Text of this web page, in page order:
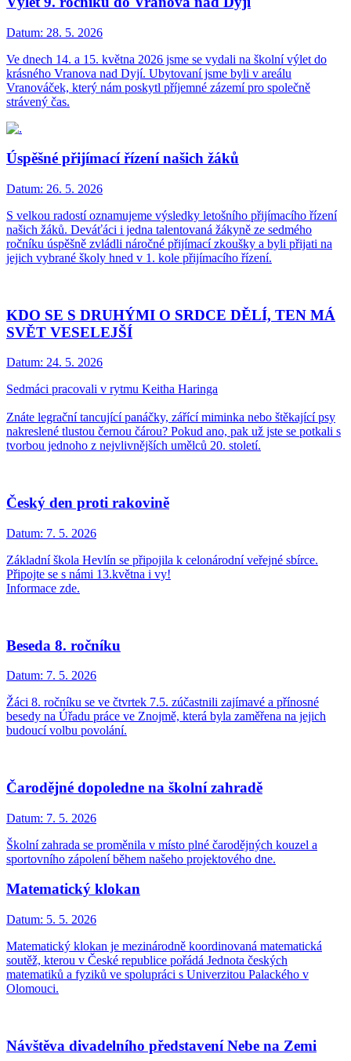
Datum: 28. 5. 2026
Ve dnech 14. a 15. května 2026 jsme se vydali na školní výlet do
krásného Vranova nad Dyjí. Ubytovaní jsme byli v areálu
Vranováček, který nám poskytl příjemné zázemí pro společně
strávený čas.
Úspěšné přijímací řízení našich žáků
Datum: 26. 5. 2026
S velkou radostí oznamujeme výsledky letošního přijímacího řízení
našich žáků. Deváťáci i jedna talentovaná žákyně ze sedmého
ročníku úspěšně zvládli náročné přijímací zkoušky a byli přijati na
jejich vybrané školy hned v 1. kole přijímacího řízení.
KDO SE S DRUHÝMI O SRDCE DĚLÍ, TEN MÁ
SVĚT VESELEJŠÍ
Datum: 24. 5. 2026
Sedmáci pracovali v rytmu Keitha Haringa
Znáte legrační tancující panáčky, zářící miminka nebo štěkající psy
nakreslené tlustou černou čárou? Pokud ano, pak už jste se potkali s
tvorbou jednoho z nejvlivnějších umělců 20. století.
Český den proti rakovině
Datum: 7. 5. 2026
Základní škola Hevlín se připojila k celonárodní veřejné sbírce.
Připojte se s námi 13.května i vy!
Informace zde.
Beseda 8. ročníku
Datum: 7. 5. 2026
Žáci 8. ročníku se ve čtvrtek 7.5. zúčastnili zajímavé a přínosné
besedy na Úřadu práce ve Znojmě, která byla zaměřena na jejich
budoucí volbu povolání.
Čarodějné dopoledne na školní zahradě
Datum: 7. 5. 2026
Školní zahrada se proměnila v místo plné čarodějných kouzel a
sportovního zápolení během našeho projektového dne.
Matematický klokan
Datum: 5. 5. 2026
Matematický klokan je mezinárodně koordinovaná matematická
soutěž, kterou v České republice pořádá Jednota českých
matematiků a fyziků ve spolupráci s Univerzitou Palackého v
Olomouci.
Návštěva divadelního představení Nebe na Zemi